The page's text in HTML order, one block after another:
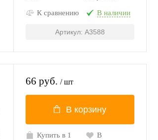
К сравнению В наличии
Артикул: A3588
66 руб. / шт
В корзину
Купить в 1
В